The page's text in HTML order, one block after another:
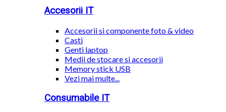
Accesorii IT
Accesorii si componente foto & video
Casti
Genti laptop
Medii de stocare si accesorii
Memory stick USB
Vezi mai multe...
Consumabile IT